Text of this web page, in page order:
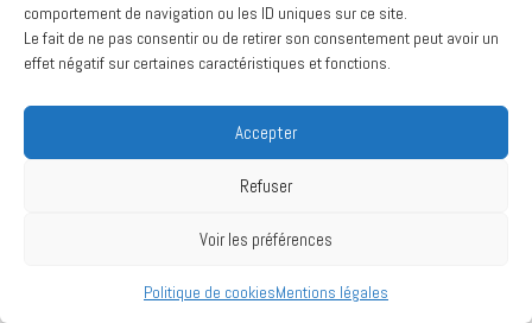
comportement de navigation ou les ID uniques sur ce site.
Le fait de ne pas consentir ou de retirer son consentement peut avoir un
effet négatif sur certaines caractéristiques et fonctions.
Accepter
Refuser
Voir les préférences
Politique de cookiesMentions légales